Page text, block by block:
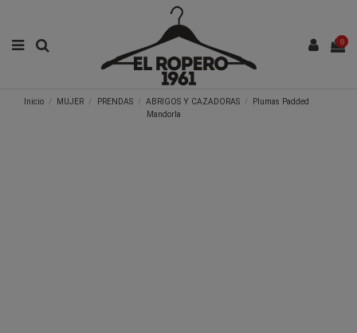
0
Inicio MUJER PRENDAS ABRIGOS Y CAZADORAS
Plumas Padded
Mandorla